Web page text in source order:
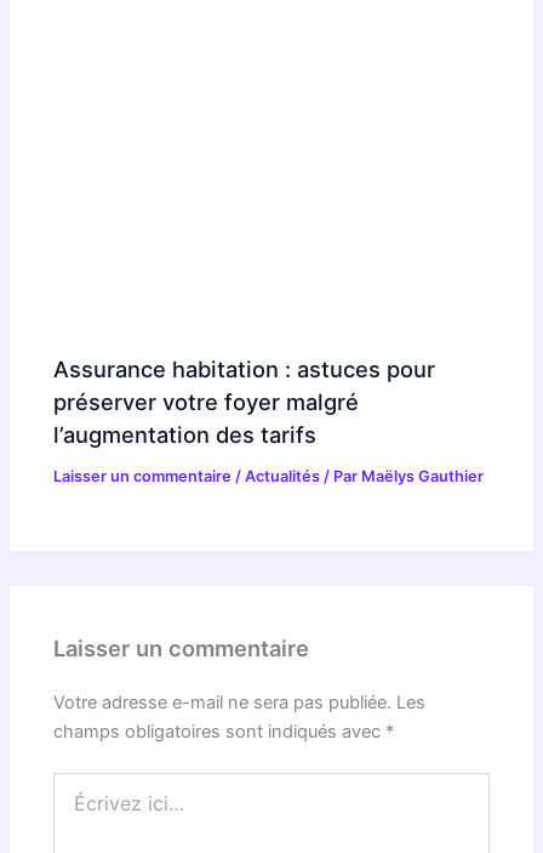
Assurance habitation : astuces pour
préserver votre foyer malgré
l’augmentation des tarifs
Laisser un commentaire /Actualités / Par Maëlys Gauthier
Laisser un commentaire
Votre adresse e-mail ne sera pas publiée. Les
champs obligatoires sont indiqués avec *
ici…